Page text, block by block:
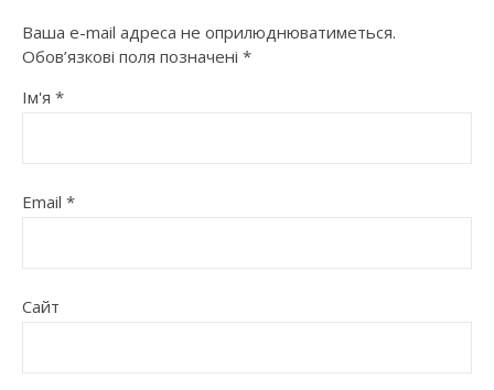
Ваша e-mail адреса не оприлюднюватиметься.
Обов’язкові поля позначені *
Ім'я *
Email *
Сайт